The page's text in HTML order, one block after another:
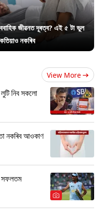
জীৱনত দূৰত্ব? এই ৫ টা ভুল
নকৰিব
View More
নিব সকলো
নকৰিব আওকাণ
সফলতম